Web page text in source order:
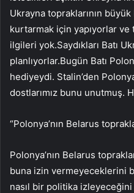
Ukrayna topraklarının
kurtarmak için yapıyorlar
ilgileri yok.Saydıkları Batı
planlıyorlar.Bugün Batı
hediyeydi. Stalin’den
dostlarımız bunu unutmuş.
“Polonya’nın Belarus
Polonya’nın Belarus
buna izin vermeyeceklerini
nasıl bir politika